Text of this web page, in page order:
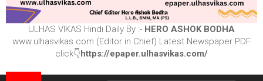
ULHAS VIKAS Hindi Daily By :- HERO ASHOK BODHA
www.ulhasvikas.com (Editor in Chief) Latest Newspaper PDF
click👇https://epaper.ulhasvikas.com/